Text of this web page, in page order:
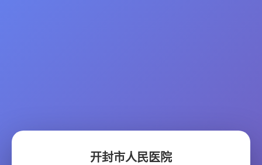
开封市人民医院